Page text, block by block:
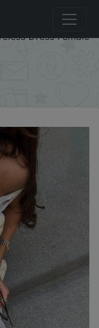
Linad Sexy Lace
Chic Cotton
Dress Female